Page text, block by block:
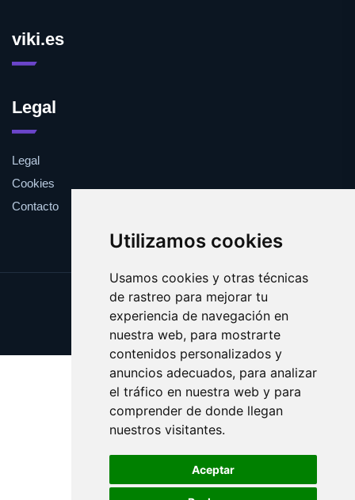
Utilizamos cookies
Usamos cookies y otras técnicas
de rastreo para mejorar tu
experiencia de navegación en
nuestra web, para mostrarte
contenidos personalizados y
anuncios adecuados, para analizar
el tráfico en nuestra web y para
comprender de donde llegan
nuestros visitantes.
Aceptar
viki.es
Legal
Legal
Cookies
Contacto
Update cookies preferences
Copyright © 2025 viki.es